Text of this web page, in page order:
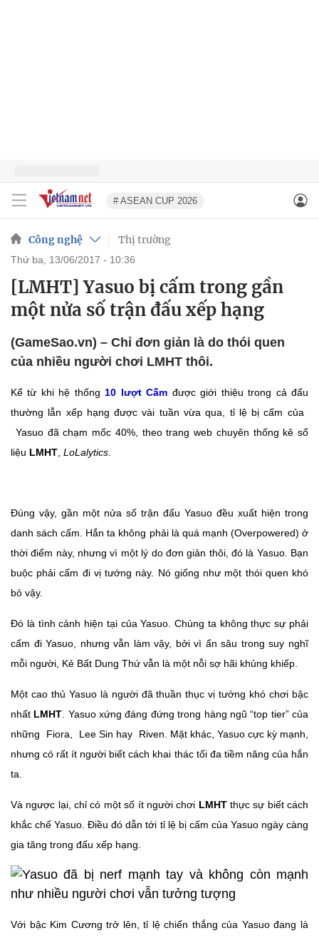
# ASEAN CUP 2026
Công nghệ Thị trường
thứ ba, 13/06/2017 - 10:36
[LMHT] Yasuo bị cấm trong gần
một nửa số trận đấu xếp hạng
(GameSao.vn) – Chỉ đơn giản là do thói quen
của nhiều người chơi LMHT thôi.
Kể từ khi hệ thống 10 lượt Cấm được giới thiệu trong cả đấu
thường lẫn xếp hạng được vài tuần vừa qua, tỉ lệ bị cấm của
Yasuo đã chạm mốc 40%, theo trang web chuyên thống kê số
liệu LMHT LoLalytics
Đúng vậy, gần một nửa số trận đấu Yasuo đều xuất hiện trong
danh sách cấm. Hắn ta không phải là quá mạnh (Overpowered) ở
thời điểm này, nhưng vì một lý do đơn giản thôi, đó là Yasuo. Bạn
buộc phải cấm đi vị tướng này. Nó giống như một thói quen khó
bỏ vậy.
Đó là tình cảnh hiện tại của Yasuo. Chúng ta không thực sự phải
cấm đi Yasuo, nhưng vẫn làm vậy, bởi vì ẩn sâu trong suy nghĩ
mỗi người, Kẻ Bất Dung Thứ vẫn là một nỗi sợ hãi khủng khiếp.
Một cao thủ Yasuo là người đã thuần thục vị tướng khó chơi bậc
nhất LMHT . Yasuo xứng đáng đứng trong hàng ngũ “top tier” của
những
Fiora, Lee Sin hay
Riven. Mặt khác, Yasuo cực kỳ mạnh,
nhưng có rất ít người biết cách khai thác tối đa tiềm năng của hắn
ta.
Và ngược lại, chỉ có một số ít người chơi LMHTthực sự biết cách
khắc chế Yasuo. Điều đó dẫn tới tỉ lệ bị cấm của Yasuo ngày càng
gia tăng trong đấu xếp hạng.
Với bậc Kim Cương trở lên, tỉ lệ chiến thắng của Yasuo đang là